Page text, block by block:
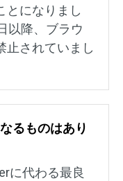
とになりまし
以降、ブラウ
止されていまし
るものはあり
に代わる最良